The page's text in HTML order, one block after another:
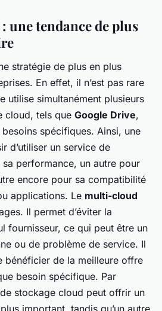
tendance de plus
stratégie de plus en plus
En effet, il n’est pas rare
utilise simultanément plusieurs
cloud, tels que Google Drive,
spécifiques. Ainsi, une
d’utiliser un service de
performance, un autre pour
encore pour sa compatibilité
applications. Le multi-cloud
Il permet d’éviter la
fournisseur, ce qui peut être un
ou de problème de service. Il
bénéficier de la meilleure offre
besoin spécifique. Par
stockage cloud peut offrir un